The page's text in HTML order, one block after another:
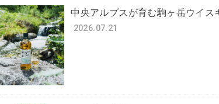
中央アルプスが育む駒ヶ岳ウイス
2026.07.21